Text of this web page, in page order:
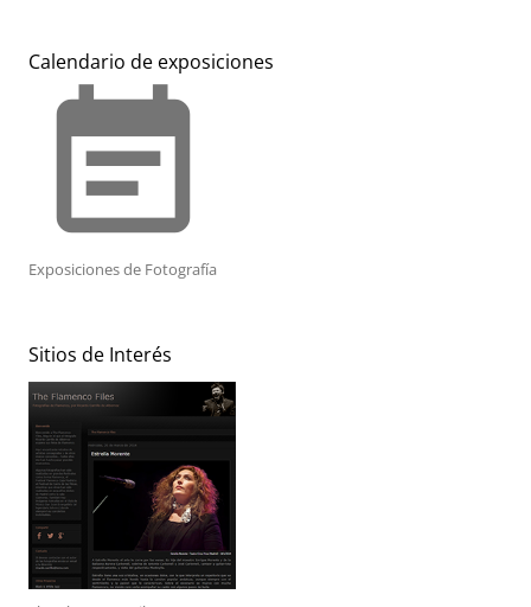
Calendario de exposiciones
event_note
Exposiciones de Fotografía
Sitios de Interés